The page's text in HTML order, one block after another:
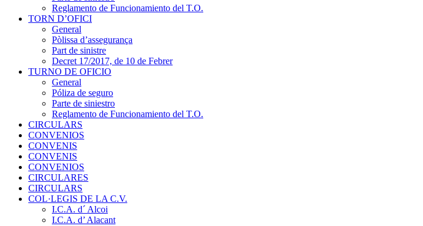
Reglamento de Funcionamiento del T.O.
TORN D’OFICI
General
Pòlissa d’assegurança
Part de sinistre
Decret 17/2017, de 10 de Febrer
TURNO DE OFICIO
General
Póliza de seguro
Parte de siniestro
Reglamento de Funcionamiento del T.O.
CIRCULARS
CONVENIOS
CONVENIS
CONVENIS
CONVENIOS
CIRCULARES
CIRCULARS
COL·LEGIS DE LA C.V.
I.C.A. d´ Alcoi
I.C.A. d’ Alacant